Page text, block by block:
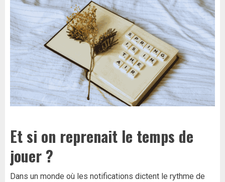
Et si on reprenait le temps de
jouer ?
Dans un monde où les notifications dictent le rythme de